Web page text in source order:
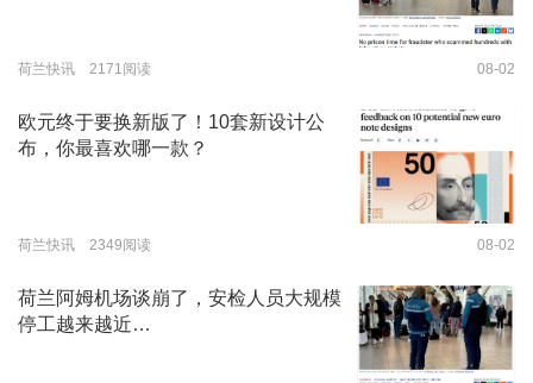
荷兰快讯 2171阅读 08-02
欧元终于要换新版了！10套新设计公
布，你最喜欢哪一款？
荷兰快讯 2349阅读 08-02
荷兰阿姆机场谈崩了，安检人员大规模
停工越来越近…